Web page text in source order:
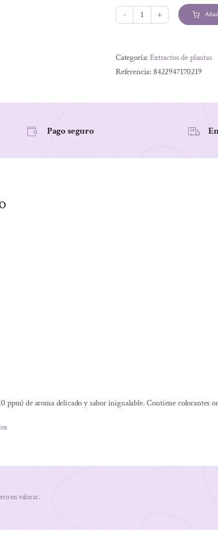
era:
13,95 €.
es:
11,58 €.
AURIS
cantidad
Categoría:Extractos de plantas
Referencia: 8422947170219
Pago seguro
ppm) de aroma delicado y sabor inigualable. Contiene colorantes
en valorar.